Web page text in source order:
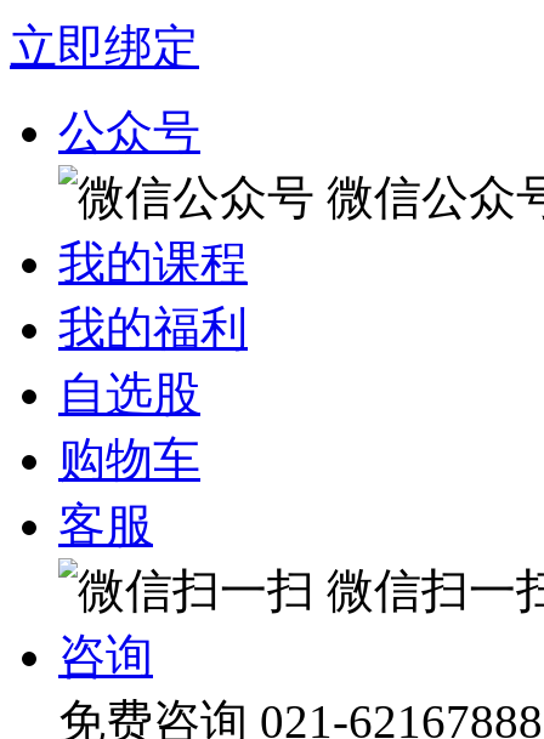
立即绑定
公众号
微信公众
我的课程
我的福利
自选股
购物车
客服
微信扫一
咨询
免费咨询 021-62167888